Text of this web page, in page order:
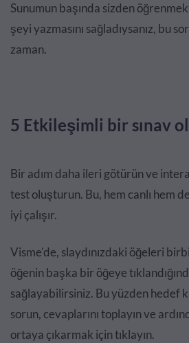
Sunumun başında sizden
şeyi yazmasını sağladıysanız, bu
zaman.
5 Etkileşimli bir sınav
Bir adım daha ileri götürün ve
test oluşturun. Bu, hem canlı hem
iyi çalışır.
Visme'de, slaydınızdaki öğeleri
öğenin başka bir öğeye
sağlayabilirsiniz. Bu yüzden hedef
sorun, cevaplarını toplayın ve
ortaya çıkarmak için tıklayın.